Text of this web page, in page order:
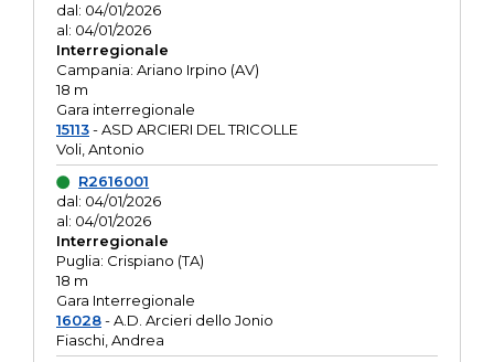
dal: 04/01/2026
al: 04/01/2026
Interregionale
Campania: Ariano Irpino (AV)
18 m
Gara interregionale
15113- ASD ARCIERI DEL TRICOLLE
Voli, Antonio
R2616001
dal: 04/01/2026
al: 04/01/2026
Interregionale
Puglia: Crispiano (TA)
18 m
Gara Interregionale
16028- A.D. Arcieri dello Jonio
Fiaschi, Andrea